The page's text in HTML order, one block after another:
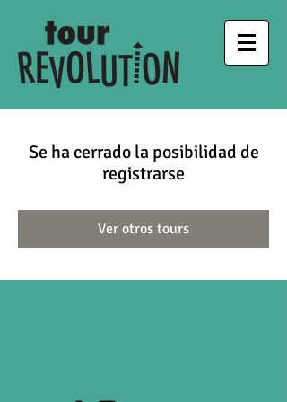
Se ha cerrado la posibilidad de
registrarse
Ver otros tours